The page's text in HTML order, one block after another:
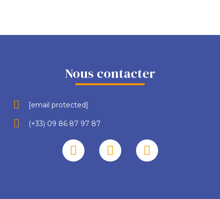
Nous contacter
[email protected]
(+33) 09 86 87 97 87